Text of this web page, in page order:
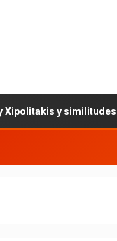
y similitudes con